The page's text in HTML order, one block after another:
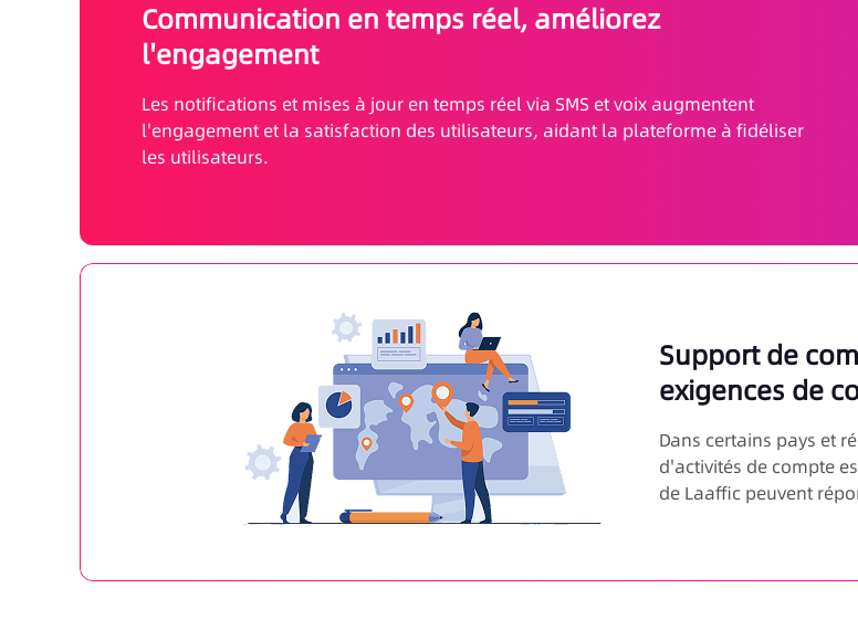
Communication en temps réel, améliorez
l'engagement
Les notifications et mises à jour en temps réel via SMS et voix augmentent
l'engagement et la satisfaction des utilisateurs, aidant la plateforme à fidéliser
les utilisateurs.
Support de
exigences de
Dans certains pays et
d'activités de compte
de Laaffic peuvent